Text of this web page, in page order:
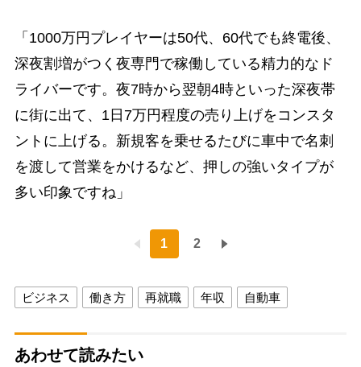
「1000万円プレイヤーは50代、60代でも終電後、
深夜割増がつく夜専門で稼働している精力的なド
ライバーです。夜7時から翌朝4時といった深夜帯
に街に出て、1日7万円程度の売り上げをコンスタ
ントに上げる。新規客を乗せるたびに車中で名刺
を渡して営業をかけるなど、押しの強いタイプが
多い印象ですね」
1 2
ビジネス 働き方 再就職 年収 自動車
あわせて読みたい